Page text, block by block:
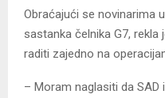
Obraćajući se novinarima
sastanka čelnika G7,
raditi zajedno na
– Moram naglasiti da SAD